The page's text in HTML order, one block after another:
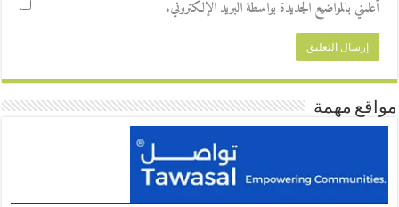
أعلمني بالمواضيع الجديدة بواسطة البريد الإلكتروني.
مواقع مهمة